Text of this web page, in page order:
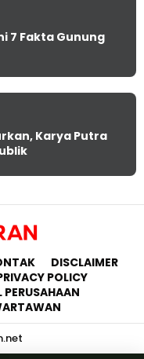
7 Fakta Gunung
Karya Putra
DISCLAIMER
POLICY
PERUSAHAAN